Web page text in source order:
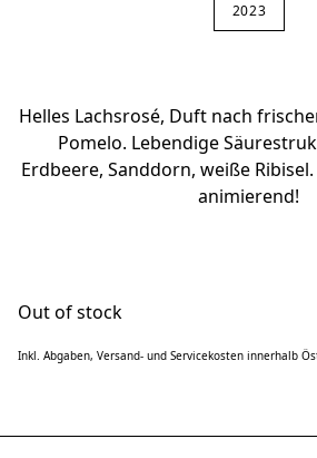
2023
Helles Lachsrosé, Duft nach
Pomelo. Lebendige
Erdbeere, Sanddorn, weiße
animierend!
Out of stock
Inkl. Abgaben, Versand- und Servicekosten innerhalb